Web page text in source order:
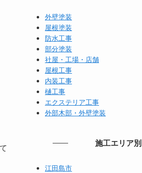
外壁塗装
屋根塗装
防水工事
部分塗装
社屋・工場・店舗
屋根工事
内装工事
樋工事
エクステリア工事
外部木部・外壁塗装
施工エリア別
江田島市